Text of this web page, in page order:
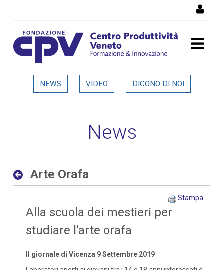
Arte Orafa - Dettaglio in
NEWS VIDEO DICONO DI NOI
News
Arte Orafa
Stampa
Alla scuola dei mestieri per
studiare l'arte orafa
Il giornale di Vicenza 9 Settembre 2019